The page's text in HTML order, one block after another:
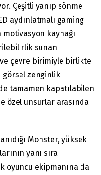
Çeşitli yanıp sönme
aydınlatmalı gaming
kaynağı
sunan
çevre birimiyle birlikte
görsel zenginlik
tamamen kapatılabilen
özel unsurlar arasında
Monster, yüksek
yanı sıra
oyuncu ekipmanına da